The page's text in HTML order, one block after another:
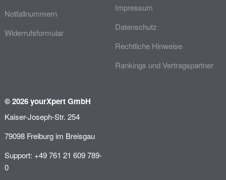
Notfallnummern
Widerrufsformular
Impressum
Datenschutz
Rechtliche Hinweise
Rankings und Vertragspartner
© 2026 yourXpert GmbH
Kaiser-Joseph-Str. 254
79098 Freiburg im Breisgau
Support: +49 761 21 609 789-
0